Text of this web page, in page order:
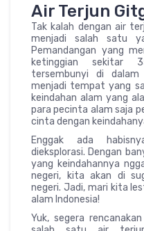
Air Terjun
Tak kalah dengan air
menjadi salah satu
Pemandangan yang
ketinggian sekitar
tersembunyi di
menjadi tempat yang
keindahan alam yang
para pecinta alam saja
cinta dengan
Enggak ada
dieksplorasi. Dengan
yang keindahannya
negeri, kita akan di
negeri. Jadi, mari kita
alam Indonesia!
Yuk, segera